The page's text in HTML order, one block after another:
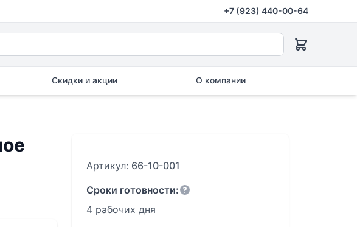
+7 (923) 440-00-64
Скидки и акции О компании
Артикул: 66-10-001
Сроки готовности:
4 рабочих дня